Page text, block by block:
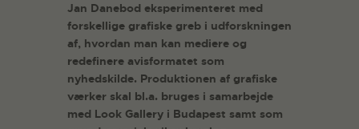
Jan Danebod eksperimenteret med
forskellige grafiske greb i udforskningen
af, hvordan man kan mediere og
redefinere avisformatet som
nyhedskilde. Produktionen af grafiske
værker skal bl.a. bruges i samarbejde
med Look Gallery i Budapest samt som